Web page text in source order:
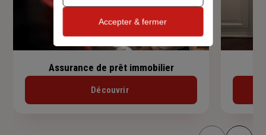
Assurance de prêt immobilier
Découvrir
Accepter & fermer